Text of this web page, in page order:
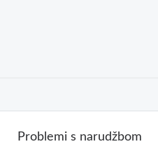
Problemi s narudžbom